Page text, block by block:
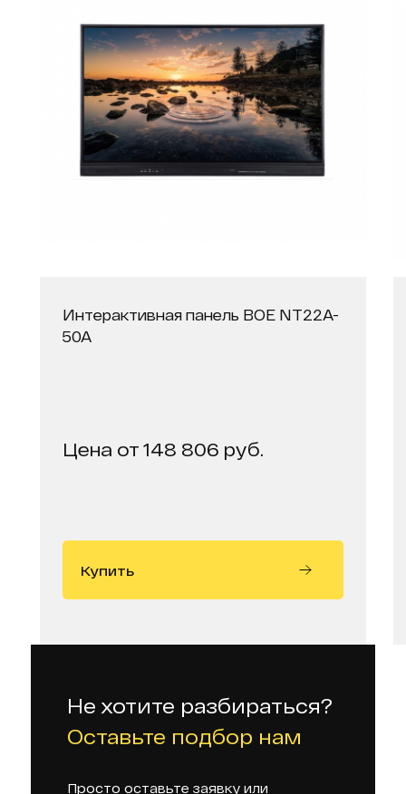
Интерактивная панель BOE NT22A-
50A
Цена от 148 806 руб.
Купить
Не хотите разбираться?
Оставьте подбор нам
Просто оставьте заявку или